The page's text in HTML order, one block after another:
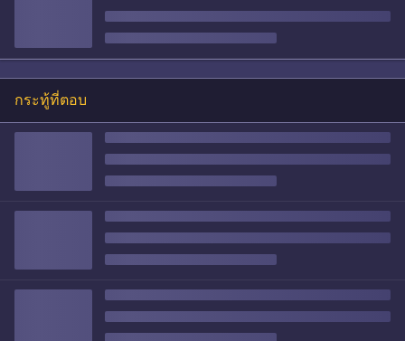
กระทู้ที่ตอบ